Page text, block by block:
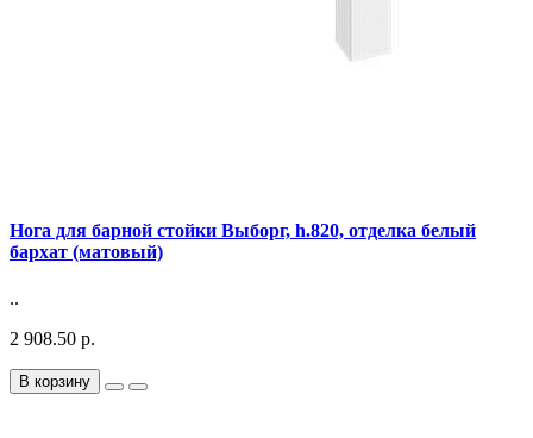
Нога для барной стойки Выборг, h.820, отделка белый
бархат (матовый)
..
2 908.50 р.
В корзину